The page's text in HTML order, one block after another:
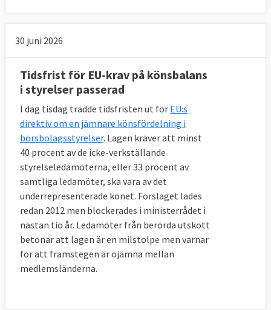
30 juni 2026
Tidsfrist för EU-krav på könsbalans
i styrelser passerad
I dag tisdag trädde tidsfristen ut för EU:s
direktiv om en jämnare könsfördelning i
börsbolagsstyrelser. Lagen kräver att minst
40 procent av de icke-verkställande
styrelseledamöterna, eller 33 procent av
samtliga ledamöter, ska vara av det
underrepresenterade könet. Förslaget lades
redan 2012 men blockerades i ministerrådet i
nästan tio år. Ledamöter från berörda utskott
betonar att lagen är en milstolpe men varnar
för att framstegen är ojämna mellan
medlemsländerna.